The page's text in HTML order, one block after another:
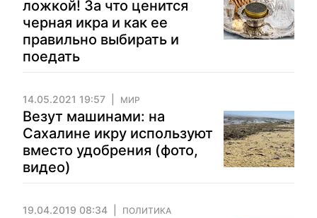
ложкой! За что ценится
черная икра и как ее
правильно выбирать и
поедать
14.05.2021 19:57 МИР
Везут машинами: на
Сахалине икру используют
вместо удобрения (фото,
видео)
19.04.2019 08:34 ПОЛИТИКА